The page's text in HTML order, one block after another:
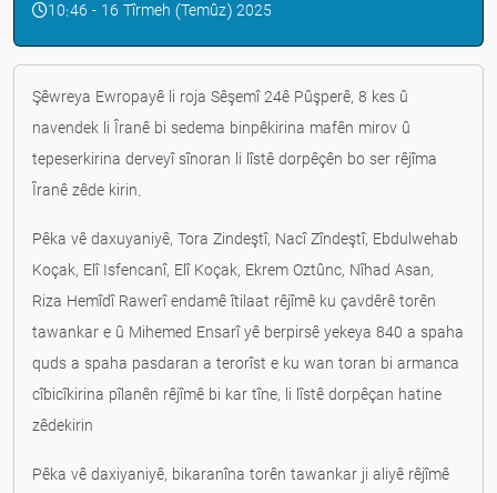
10:46 - 16 Tîrmeh (Temûz) 2025
Şêwreya Ewropayê li roja Sêşemî 24ê Pûşperê, 8 kes û
navendek li Îranê bi sedema binpêkirina mafên mirov û
tepeserkirina derveyî sînoran li lîstê dorpêçên bo ser rêjîma
Îranê zêde kirin.
Pêka vê daxuyaniyê, Tora Zindeştî, Nacî Zîndeştî, Ebdulwehab
Koçak, Elî Isfencanî, Elî Koçak, Ekrem Oztûnc, Nîhad Asan,
Riza Hemîdî Rawerî endamê îtilaat rêjîmê ku çavdêrê torên
tawankar e û Mihemed Ensarî yê berpirsê yekeya 840 a spaha
quds a spaha pasdaran a terorîst e ku wan toran bi armanca
cîbicîkirina pîlanên rêjîmê bi kar tîne, li lîstê dorpêçan hatine
zêdekirin
Pêka vê daxiyaniyê, bikaranîna torên tawankar ji aliyê rêjîmê